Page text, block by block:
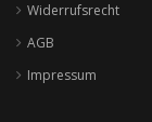
Widerrufsrecht
AGB
Impressum